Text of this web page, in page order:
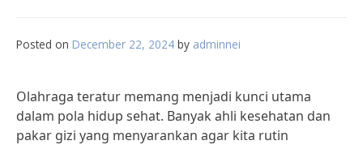
Posted on December 22, 2024 by adminnei
Olahraga teratur memang menjadi kunci utama
dalam pola hidup sehat. Banyak ahli kesehatan dan
pakar gizi yang menyarankan agar kita rutin